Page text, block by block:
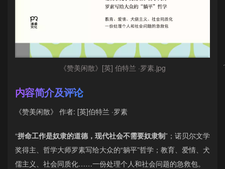
《赞美闲散》[英] 伯特兰 ·罗素.jpg
内容简介及评论
《赞美闲散》 作者: [英]伯特兰 ·罗素
“拼命工作是奴隶的道德，现代社会不需要奴隶制”；诺贝尔文学
奖得主、哲学大师罗素写给大众的“躺平”哲学；教育、爱情、犬
儒主义、社会同质化……一份处理个人和社会问题的急救包。